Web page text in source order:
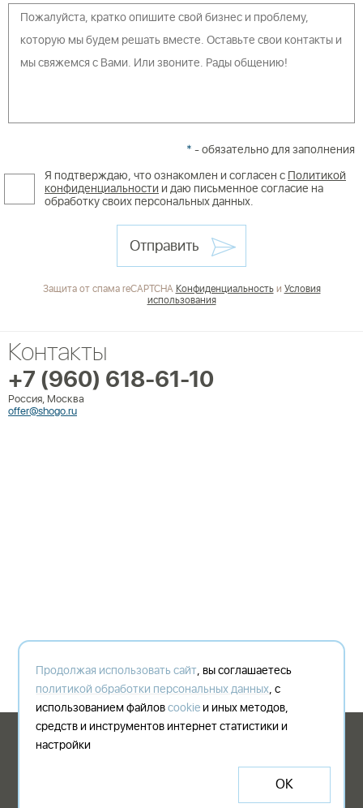
*- обязательно для заполнения
Я подтверждаю, что ознакомлен и согласен сПолитикой
конфиденциальности и даю письменное согласие на
обработку своих персональных данных.
Отправить
Защита от спама reCAPTCHAКонфиденциальностьиУсловия
использования
Контакты
+7 (960) 618-61-10
Россия, Москва
offer@shogo.ru
© 2003-2026 Shogo - digital communication agency since 2003 by Denis
Политика конфиденциальности
Продолжая использовать сайт, вы соглашаетесь
политикой обработки персональных данных, с
использованием файловcookieи иных методов,
средств и инструментов интернет статистики и
настройки
ОК